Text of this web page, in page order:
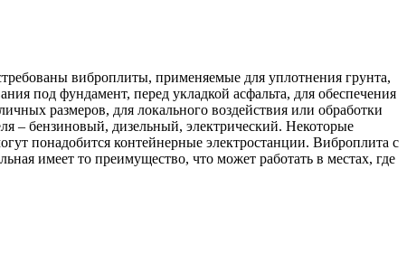
виброплиты, применяемые для уплотнения грунта,
под фундамент, перед укладкой асфальта, для обеспечения
размеров, для локального воздействия или обработки
– бензиновый, дизельный, электрический. Некоторые
понадобится контейнерные электростанции. Виброплита с
имеет то преимущество, что может работать в местах, где